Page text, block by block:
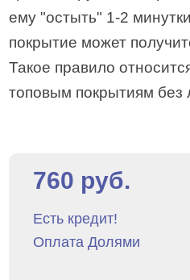
ему "остыть" 1-2
покрытие может
Такое правило
топовым покрытиям без
760 руб.
Есть кредит!
Оплата Долями